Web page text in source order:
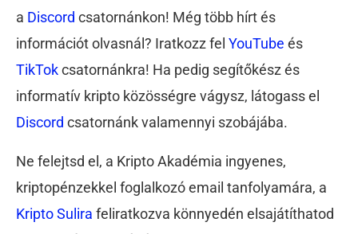
a Discord csatornánkon! Még több hírt és
információt olvasnál? Iratkozz fel YouTube és
TikTokcsatornánkra! Ha pedig segítőkész és
informatív kripto közösségre vágysz, látogass el
Discord csatornánk valamennyi szobájába.
Ne felejtsd el, a Kripto Akadémia ingyenes,
kriptopénzekkel foglalkozó email tanfolyamára, a
Kripto Sulira feliratkozva könnyedén elsajátíthatod